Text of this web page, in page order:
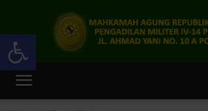
Open toolbar